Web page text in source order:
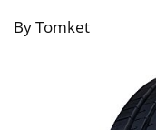
By Tomket